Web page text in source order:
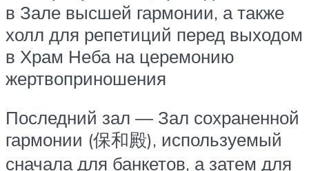
в Зале высшей гармонии, а также
холл для репетиций перед выходом
в Храм Неба на церемонию
жертвоприношения
Последний зал — Зал сохраненной
гармонии (保和殿), используемый
сначала для банкетов, а затем для